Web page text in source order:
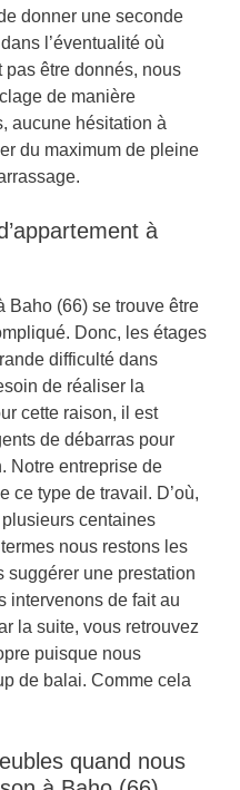
donner une seconde
l’éventualité où
être donnés, nous
de manière
aucune hésitation à
du maximum de pleine
à
Baho (66) se trouve être
Donc, les étages
difficulté dans
de réaliser la
cette raison, il est
de débarras pour
Notre entreprise de
ce type de travail. D’où,
centaines
nous restons les
suggérer une prestation
intervenons de fait au
la suite, vous retrouvez
puisque nous
de balai. Comme cela
quand nous